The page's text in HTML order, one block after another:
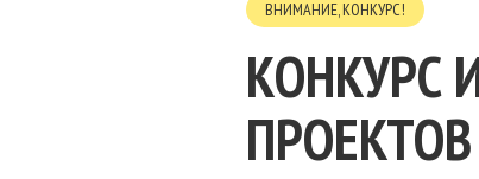
ВНИМАНИЕ, КОНКУРС!
КОНКУРС